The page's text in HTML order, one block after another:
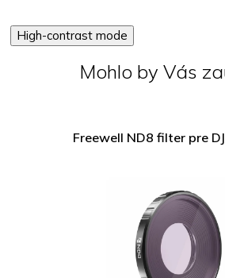
High-contrast mode
Mohlo by Vás
Freewell ND8 filter pre